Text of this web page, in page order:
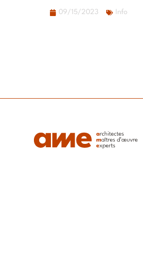
09/15/2023 Info